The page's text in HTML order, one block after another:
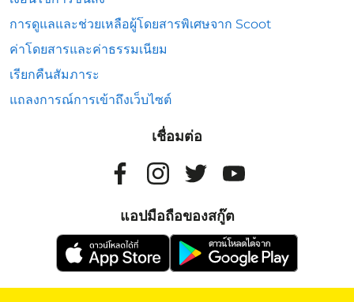
การดูแลและช่วยเหลือผู้โดยสารพิเศษจาก Scoot
ค่าโดยสารและค่าธรรมเนียม
เรียกคืนสัมภาระ
แถลงการณ์การเข้าถึงเว็บไซต์
เชื่อมต่อ
แอปมือถือของสกู๊ต